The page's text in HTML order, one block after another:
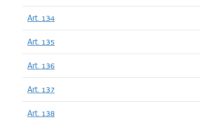
Art. 134
Art. 135
Art. 136
Art. 137
Art. 138